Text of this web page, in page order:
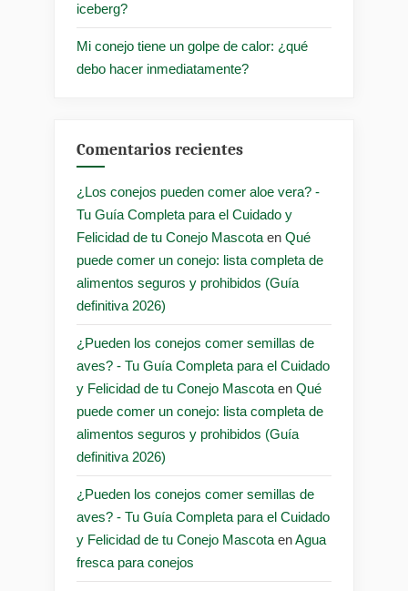
iceberg?
Mi conejo tiene un golpe de calor: ¿qué
debo hacer inmediatamente?
Comentarios recientes
¿Los conejos pueden comer aloe vera? -
Tu Guía Completa para el Cuidado y
Felicidad de tu Conejo Mascota en Qué
puede comer un conejo: lista completa de
alimentos seguros y prohibidos (Guía
definitiva 2026)
¿Pueden los conejos comer semillas de
aves? - Tu Guía Completa para el Cuidado
y Felicidad de tu Conejo Mascota en Qué
puede comer un conejo: lista completa de
alimentos seguros y prohibidos (Guía
definitiva 2026)
¿Pueden los conejos comer semillas de
aves? - Tu Guía Completa para el Cuidado
y Felicidad de tu Conejo Mascota enAgua
fresca para conejos